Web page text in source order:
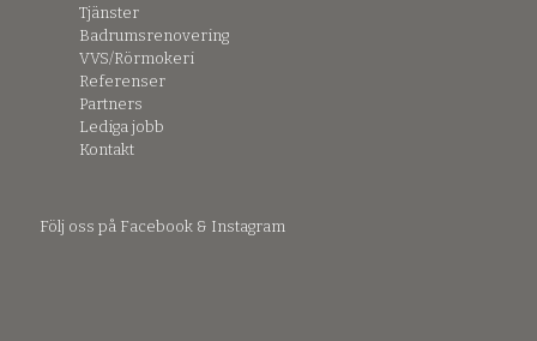
Tjänster
Badrumsrenovering
VVS/Rörmokeri
Referenser
Partners
Lediga jobb
Kontakt
Följ oss på Facebook & Instagram